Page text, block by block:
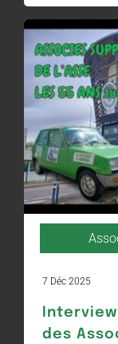
7 Déc 2025
Interview
des